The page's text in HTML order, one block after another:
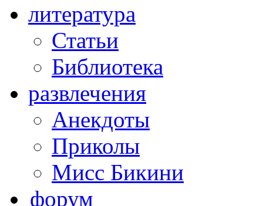
литература
Статьи
Библиотека
развлечения
Анекдоты
Приколы
Мисс Бикини
форум